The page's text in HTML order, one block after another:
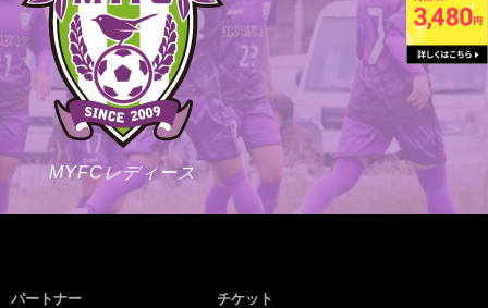
MYFCレディース
パートナー
チケット